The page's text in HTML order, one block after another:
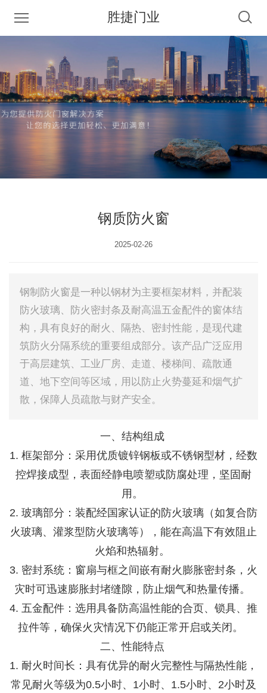
胜捷门业
钢质防火窗
2025-02-26
钢制防火窗是一种以钢材为主要框架材料，并配装
防火玻璃、防火密封条及耐高温五金配件的窗体结
构，具有良好的耐火、隔热、密封性能，是现代建
筑防火分隔系统的重要组成部分。该产品广泛应用
于高层建筑、工业厂房、走道、楼梯间、疏散通
道、地下空间等区域，用以防止火势蔓延和烟气扩
散，保障人员疏散与财产安全。
一、结构组成
1. 框架部分：采用优质镀锌钢板或不锈钢型材，经数
控焊接成型，表面经静电喷塑或防腐处理，坚固耐
用。
2. 玻璃部分：装配经国家认证的防火玻璃（如复合防
火玻璃、灌浆型防火玻璃等），能在高温下有效阻止
火焰和热辐射。
3. 密封系统：窗扇与框之间嵌有耐火膨胀密封条，火
灾时可迅速膨胀封堵缝隙，防止烟气和热量传播。
4. 五金配件：选用具备防高温性能的合页、锁具、推
拉件等，确保火灾情况下仍能正常开启或关闭。
二、性能特点
1. 耐火时间长：具有优异的耐火完整性与隔热性能，
常见耐火等级为0.5小时、1小时、1.5小时、2小时及